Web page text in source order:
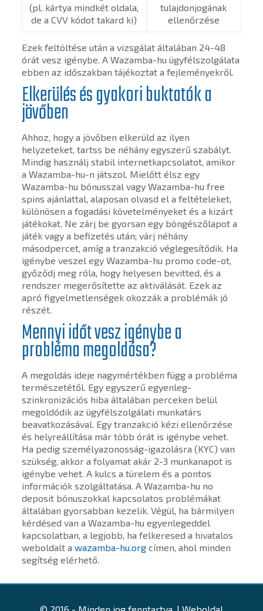
(pl. kártya mindkét oldala,
de a CVV kódot takard ki)
tulajdonjogának
ellenőrzése
Ezek feltöltése után a vizsgálat általában 24-48
órát vesz igénybe. A Wazamba-hu ügyfélszolgálata
ebben az időszakban tájékoztat a fejleményekről.
Elkerülés és gyakori buktatók a
jövőben
Ahhoz, hogy a jövőben elkerüld az ilyen
helyzeteket, tartss be néhány egyszerű szabályt.
Mindig használj stabil internetkapcsolatot, amikor
a Wazamba-hu-n játszol. Mielőtt élsz egy
Wazamba-hu bónusszal vagy Wazamba-hu free
spins ajánlattal, alaposan olvasd el a feltételeket,
különösen a fogadási követelményeket és a kizárt
játékokat. Ne zárj be gyorsan egy böngészőlapot a
játék vagy a befizetés után; várj néhány
másodpercet, amíg a tranzakció véglegesítődik. Ha
igénybe veszel egy Wazamba-hu promo code-ot,
győződj meg róla, hogy helyesen bevitted, és a
rendszer megerősítette az aktiválását. Ezek az
apró figyelmetlenségek okozzák a problémák jó
részét.
Mennyi időt vesz igénybe a
probléma megoldása?
A megoldás ideje nagymértékben függ a probléma
természetétől. Egy egyszerű egyenleg-
szinkronizációs hiba általában perceken belül
megoldódik az ügyfélszolgálati munkatárs
beavatkozásával. Egy tranzakció kézi ellenőrzése
és helyreállítása már több órát is igénybe vehet.
Ha pedig személyazonosság-igazolásra (KYC) van
szükség, akkor a folyamat akár 2-3 munkanapot is
igénybe vehet. A kulcs a türelem és a pontos
információk szolgáltatása. A Wazamba-hu no
deposit bónuszokkal kapcsolatos problémákat
általában gyorsabban kezelik. Végül, ha bármilyen
kérdésed van a Wazamba-hu egyenlegeddel
kapcsolatban, a legjobb, ha felkeresed a hivatalos
weboldalt a wazamba-hu.orgcímen, ahol minden
segítség elérhető.